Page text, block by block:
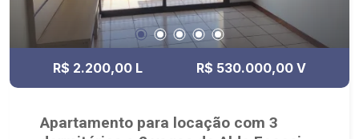
R$ 2.200,00 L R$ 530.000,00 V
Apartamento para locação com 3